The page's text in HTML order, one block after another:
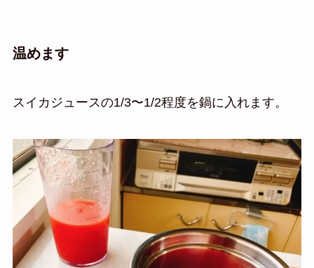
温めます
スイカジュースの1/3〜1/2程度を鍋に入れます。